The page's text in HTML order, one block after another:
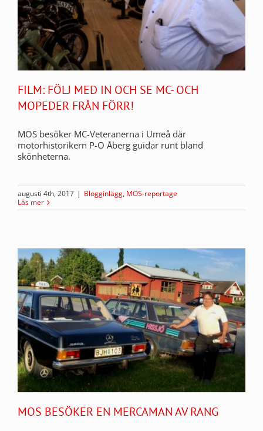
FILM: FÖLJ MED IN OCH SE MC- OCH
MOPEDER FRÅN FÖRR!
MOS besöker MC-Veteranerna i Umeå där
motorhistorikern P-O Åberg guidar runt bland
skönheterna.
augusti 4th, 2017 | Blogginlägg, MOS-reportage
Läs mer
MOS BESÖKER EN MERCAMAN AV RANG